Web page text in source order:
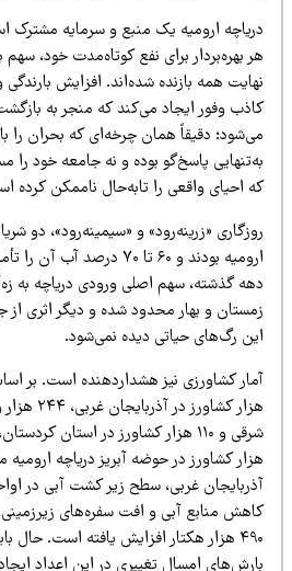
ارومیه یک منبع و سرمایه مشترک است
بهره‌بردار برای نفع کوتاه‌مدت خود، سهم
همه بازنده شده‌اند. افزایش بارندگی و
وفور ایجاد می‌کند که منجر به بازگشت
دقیقاً همان چرخه‌ای که بحران را
پاسخ‌گو بوده و نه جامعه خود را
احیای واقعی را تابه‌حال ناممکن کرده است.
«زرینه‌رود» و «سیمینه‌رود»، دو شریان
ارومیه بودند و ۶۰ تا ۷۰ درصد آب آن
گذشته، سهم اصلی ورودی دریاچه به
و بهار محدود شده و دیگر اثری از
رگ‌های حیاتی دیده نمی‌شود.
کشاورز در حوضه آبریز دریاچه ارومیه
۴۹۰ هزار هکتار افزایش یافته است. حال باید
امسال تغییری در این اعداد ایجاد